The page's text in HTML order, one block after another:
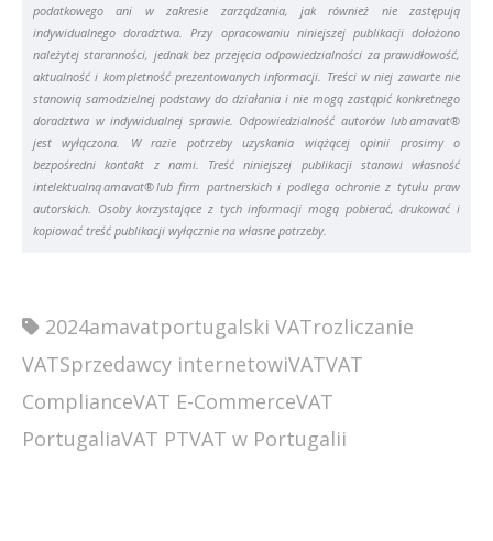
podatkowego ani w zakresie zarządzania, jak również nie zastępują
indywidualnego doradztwa. Przy opracowaniu niniejszej publikacji dołożono
należytej staranności, jednak bez przejęcia odpowiedzialności za prawidłowość,
aktualność i kompletność prezentowanych informacji. Treści w niej zawarte nie
stanowią samodzielnej podstawy do działania i nie mogą zastąpić konkretnego
doradztwa w indywidualnej sprawie. Odpowiedzialność autorów lub amavat®
jest wyłączona. W razie potrzeby uzyskania wiążącej opinii prosimy o
bezpośredni kontakt z nami. Treść niniejszej publikacji stanowi własność
intelektualną amavat® lub firm partnerskich i podlega ochronie z tytułu praw
autorskich. Osoby korzystające z tych informacji mogą pobierać, drukować i
kopiować treść publikacji wyłącznie na własne potrzeby.
2024amavatportugalski VATrozliczanie
VATSprzedawcy internetowiVATVAT
ComplianceVAT E-CommerceVAT
PortugaliaVAT PTVAT w Portugalii